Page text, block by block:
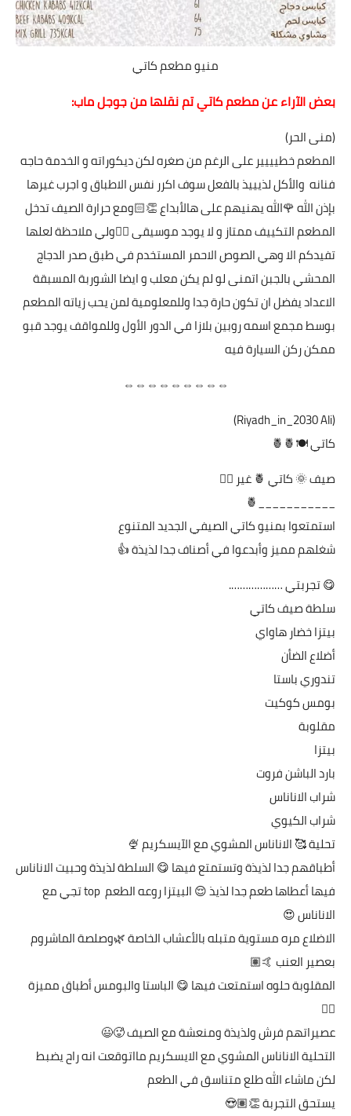
منيو مطعم كاتي
بعض الآراء عن مطعم كاتي تم نقلها من جوجل ماب:
(منى الحر)
المطعم خطيييير على الرغم من صغره لكن ديكوراته و الخدمة حاجه
فنانه والأكل لذيييذ بالفعل سوف اكرر نفس الاطباق و اجرب غيرها
بإذن الله 🌹الله يهنيهم على هالأبداع 👏🏻ومع حرارة الصيف تدخل
المطعم التكييف ممتاز و لا يوجد موسيقى 👌🏻ولي ملاحظة لعلها
تفيدكم الا وهي الصوص الاحمر المستخدم في طبق صدر الدجاج
المحشي بالجبن اتمنى لو لم يكن معلب و ايضا الشوربة المسبقة
الاعداد يفضل ان تكون حارة جدا وللمعلومية لمن يحب زياته المطعم
بوسط مجمع اسمه روبين بلازا في الدور الأول وللمواقف يوجد قبو
ممكن ركن السيارة فيه
⇔⇔⇔⇔⇔⇔⇔⇔⇔
(Riyadh_in_2030 Ali)
كاتي 🍽🍍🍍
صيف 🌞 كاتي 🍍 غير 👌🏼
___________🍍
استمتعوا بمنيو كاتي الصيفي الجديد المتنوع
شغلهم مميز وأبدعوا في أصناف جدا لذيذة 👍
😋 تجربتي ……………….
سلطة صيف كاتي
بيتزا خضار هاواي
أضلاع الضأن
تندوري باستا
بومس كوكيت
مقلوبة
بيتزا
بارد الباشن فروت
شراب الاناناس
شراب الكيوي
تحلية 🥰 الاناناس المشوي مع الآيسكريم 🍨
أطباقهم جدا لذيذة وتستمتع فيها 😋 السلطة لذيذة وحبيت الاناناس
فيها أعطاها طعم جدا لذيذ 😌 البيتزا روعه الطعم top تجي مع
الاناناس 😍
الاضلاع مره مستوية متبله بالأعشاب الخاصة 🌿وصلصة الماشروم
بعصير العنب 🤙🏽
المقلوبة حلوه استمتعت فيها 😋 الباستا والبومس أطباق مميزة
👌🏼
عصيراتهم فرش ولذيذة ومنعشة مع الصيف 🥵😃
التحلية الاناناس المشوي مع الايسكريم مااتوقعت انه راح يضبط
لكن ماشاء الله طلع متناسق في الطعم
يستحق التجربة 👏🏽😍